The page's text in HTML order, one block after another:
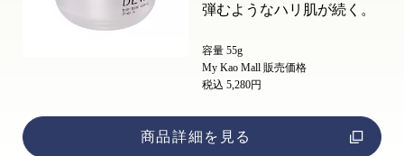
弾むようなハリ肌が続く。
容量 55g
My Kao Mall 販売価格
税込 5,280円
商品詳細を見る